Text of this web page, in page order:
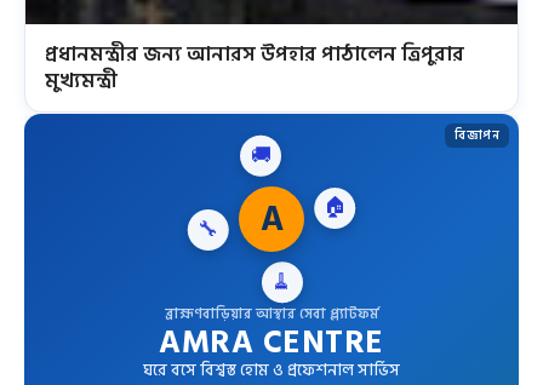
প্রধানমন্ত্রীর জন্য আনারস উপহার পাঠালেন ত্রিপুরার
মুখ্যমন্ত্রী
বিজ্ঞাপন
A
ব্রাহ্মণবাড়িয়ার আস্থার সেবা প্ল্যাটফর্ম
AMRA CENTRE
ঘরে বসে বিশ্বস্ত হোম ও প্রফেশনাল সার্ভিস